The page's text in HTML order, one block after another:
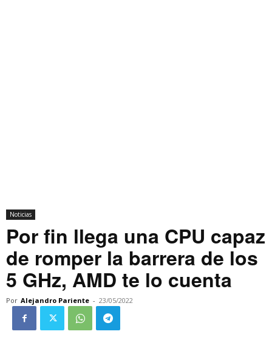
Noticias
Por fin llega una CPU capaz
de romper la barrera de los
5 GHz, AMD te lo cuenta
Por Alejandro Pariente - 23/05/2022